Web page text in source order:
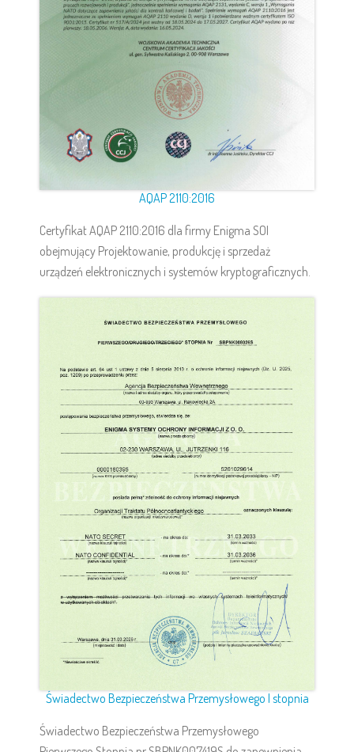
AQAP 2110:2016
Certyfikat AQAP 2110:2016 dla firmy Enigma SOI
obejmujący Projektowanie, produkcję i sprzedaż
urządzeń elektronicznych i systemów kryptograficznych.
Świadectwo Bezpieczeństwa Przemysłowego I stopnia
Świadectwo Bezpieczeństwa Przemysłowego